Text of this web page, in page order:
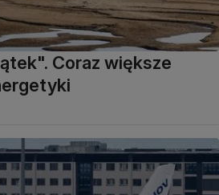
Coraz większe